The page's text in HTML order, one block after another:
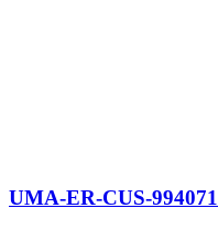
UMA-ER-CUS-994071